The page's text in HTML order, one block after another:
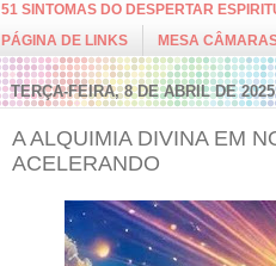
51 SINTOMAS DO DESPERTAR
PÁGINA DE LINKS
MESA
TERÇA-FEIRA, 8 DE ABRIL DE 2025
A ALQUIMIA DIVINA EM
ACELERANDO